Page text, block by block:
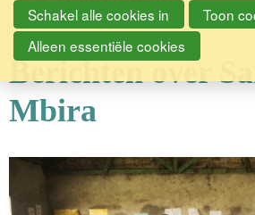
Berichten over
Mbira
Schakel alle cookies in
Toon
Alleen essentiële cookies